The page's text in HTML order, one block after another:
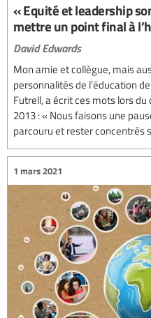
« Equité et leadership
mettre un point final à
David Edwards
Mon amie et collègue, mais
personnalités de l’éducation
Futrell, a écrit ces mots lors
2013 : « Nous faisons une
parcouru et rester concentrés
1 mars 2021